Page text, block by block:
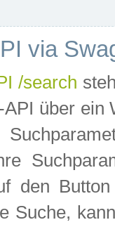
via
/search
über
den
Suche,